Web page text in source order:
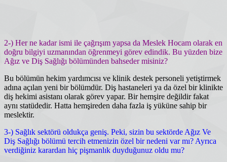
2-) Her ne kadar ismi ile çağrışım yapsa da Meslek Hocam olarak en
doğru bilgiyi uzmanından öğrenmeyi görev edindik. Bu yüzden bize
Ağız ve Diş Sağlığı bölümünden bahseder misiniz?
Bu bölümün hekim yardımcısı ve klinik destek personeli yetiştirmek
adına açılan yeni bir bölümdür. Diş hastaneleri ya da özel bir klinikte
diş hekimi asistanı olarak görev yapar. Bir hemşire değildir fakat
aynı statüdedir. Hatta hemşireden daha fazla iş yüküne sahip bir
meslektir.
3-) Sağlık sektörü oldukça geniş. Peki, sizin bu sektörde Ağız Ve
Diş Sağlığı bölümü tercih etmenizin özel bir nedeni var mı? Ayrıca
verdiğiniz karardan hiç pişmanlık duyduğunuz oldu mu?